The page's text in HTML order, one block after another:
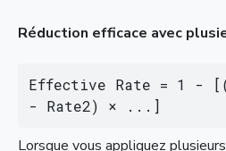
Réduction efficace avec
Effective Rate = 1 -
- Rate2) × ...]
Lorsque vous appliquez